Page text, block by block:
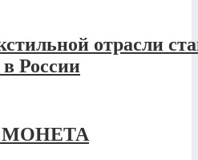
отрасли
России